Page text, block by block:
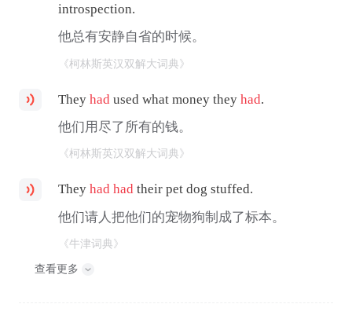
introspection.
他总有安静自省的时候。
《柯林斯英汉双解大词典》
Theyhad used what money theyhad.
他们用尽了所有的钱。
《柯林斯英汉双解大词典》
Theyhad had their pet dog stuffed.
他们请人把他们的宠物狗制成了标本。
《牛津词典》
查看更多